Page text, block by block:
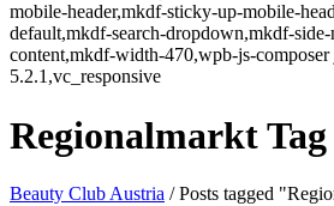
mobile-header,mkdf-sticky-up-mobile-
default,mkdf-search-dropdown,mkdf-
content,mkdf-width-470,wpb-js-composer
5.2.1,vc_responsive
Regionalmarkt Tag
Beauty Club Austria /Posts tagged